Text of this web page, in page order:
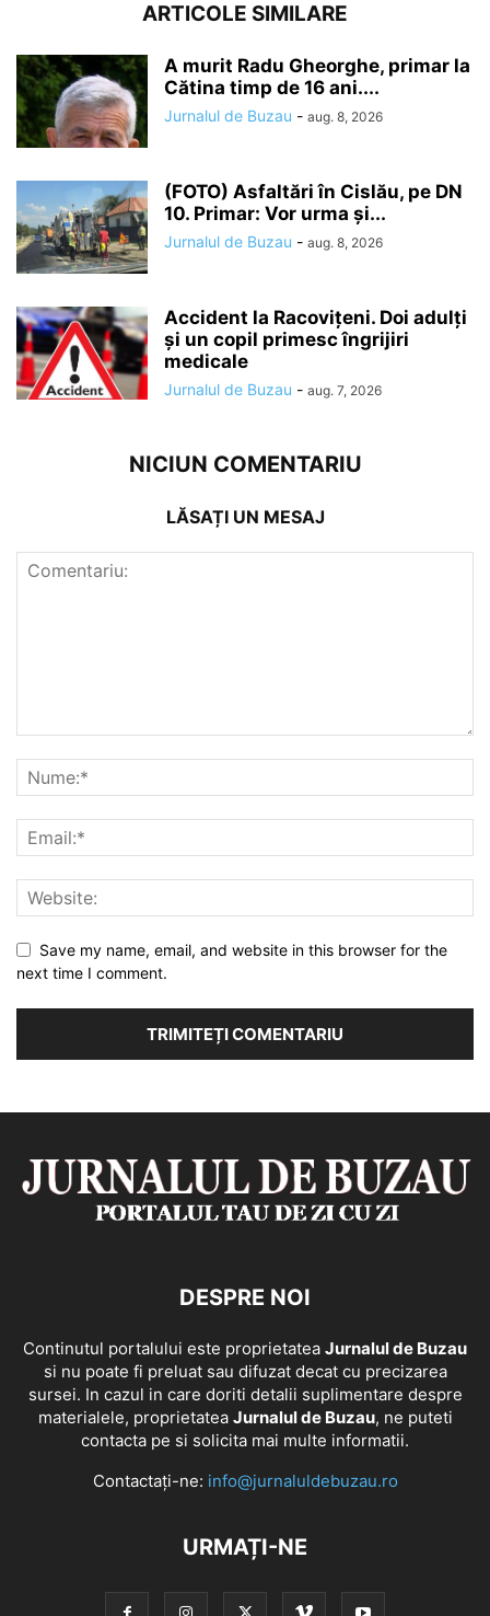
ARTICOLE SIMILARE
A murit Radu Gheorghe, primar la
Cătina timp de 16 ani....
Jurnalul de Buzau - aug. 8, 2026
(FOTO) Asfaltări în Cislău, pe DN
10. Primar: Vor urma și...
Jurnalul de Buzau - aug. 8, 2026
Accident la Racovițeni. Doi adulți
și un copil primesc îngrijiri
medicale
Jurnalul de Buzau - aug. 7, 2026
NICIUN COMENTARIU
LĂSAȚI UN MESAJ
Save my name, email, and website in this browser for the
next time I comment.
DESPRE NOI
Continutul portalului este proprietatea Jurnalul de Buzau
si nu poate fi preluat sau difuzat decat cu precizarea
sursei. In cazul in care doriti detalii suplimentare despre
materialele, proprietatea Jurnalul de Buzau, ne puteti
contacta pe si solicita mai multe informatii.
Contactați-ne: info@jurnaluldebuzau.ro
URMAȚI-NE